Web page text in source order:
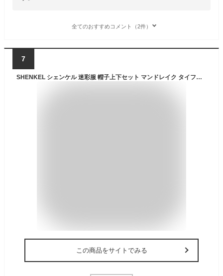
全てのおすすめコメント（2件）
7
SHENKEL シェンケル 迷彩服 帽子上下セット マンドレイク タイフォン ハット/キャップ サバゲー 装備 サバイバルゲーム BDU 服 服装 特殊部隊 swat スワット メンズ レディース 女性 ジャケット パンツ ズボン 大きいサイズ コスプレ
この商品をサイトでみる